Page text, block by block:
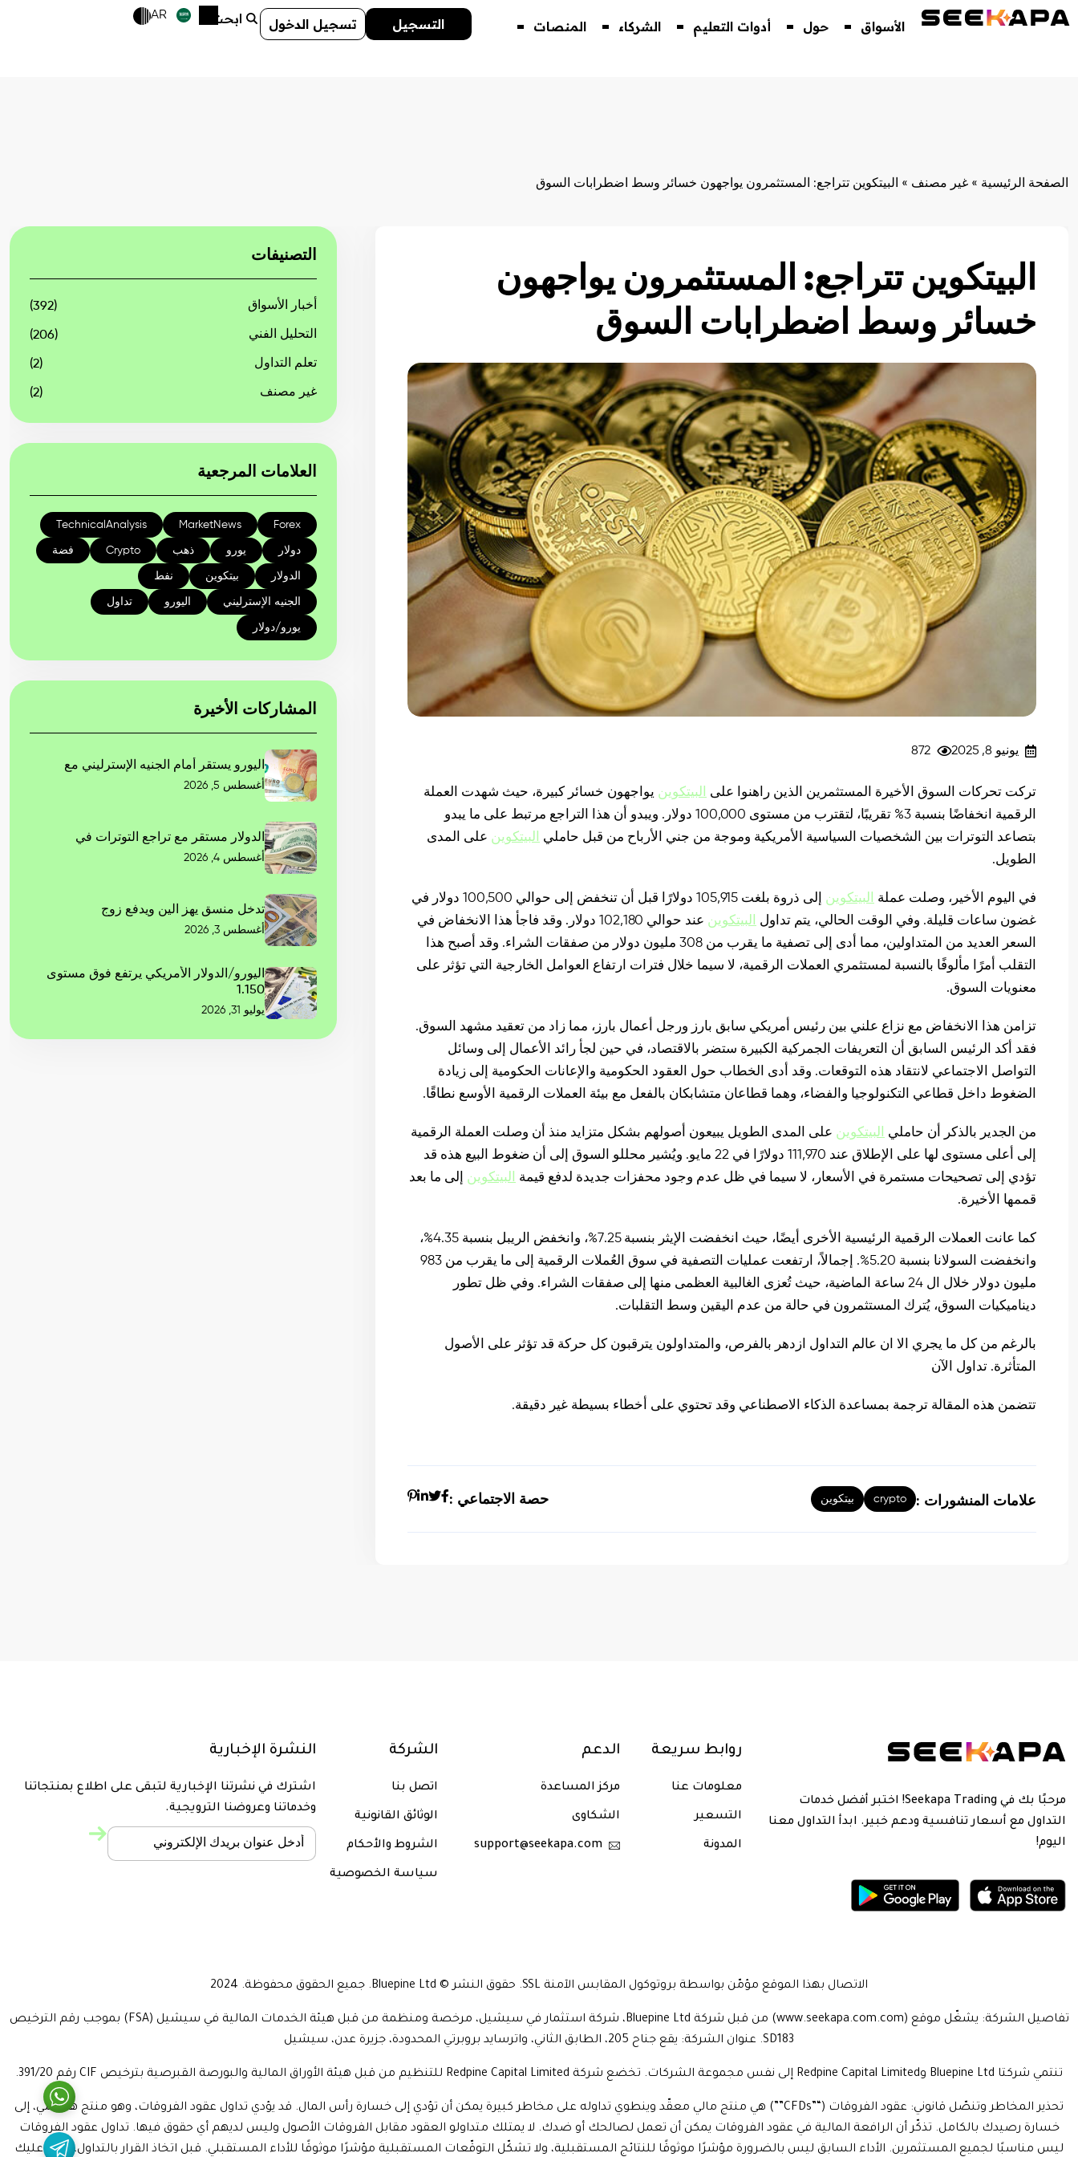
الأسواق حول أدوات التعليم الشركاء المنصات التسجيل تسجيل الدخول ابحث AR
الصفحة الرئيسية » غير مصنف » البيتكوين تتراجع: المستثمرون يواجهون خسائر وسط اضطرابات السوق
البيتكوين تتراجع: المستثمرون يواجهون
خسائر وسط اضطرابات السوق
يونيو 8, 2025 872
تركت تحركات السوق الأخيرة المستثمرين الذين راهنوا على البيتكوين يواجهون خسائر كبيرة، حيث شهدت العملة
الرقمية انخفاضًا بنسبة 3% تقريبًا، لتقترب من مستوى 100,000 دولار. ويبدو أن هذا التراجع مرتبط على ما يبدو
بتصاعد التوترات بين الشخصيات السياسية الأمريكية وموجة من جني الأرباح من قبل حاملي
البيتكوين على المدى
الطويل.
في اليوم الأخير، وصلت عملة البيتكوين
إلى ذروة بلغت 105,915 دولارًا قبل أن تنخفض إلى حوالي 100,500 دولار في
غضون ساعات قليلة. وفي الوقت الحالي، يتم تداول
البيتكوين
عند حوالي 102,180 دولار. وقد فاجأ هذا الانخفاض في
السعر العديد من المتداولين، مما أدى إلى تصفية ما يقرب من 308 مليون دولار من صفقات الشراء. وقد أصبح هذا
التقلب أمرًا مألوفًا بالنسبة لمستثمري العملات الرقمية، لا سيما خلال فترات ارتفاع العوامل الخارجية التي تؤثر على
معنويات السوق.
تزامن هذا الانخفاض مع نزاع علني بين رئيس أمريكي سابق بارز ورجل أعمال بارز، مما زاد من تعقيد مشهد السوق.
فقد أكد الرئيس السابق أن التعريفات الجمركية الكبيرة ستضر بالاقتصاد، في حين لجأ رائد الأعمال إلى وسائل
التواصل الاجتماعي لانتقاد هذه التوقعات. وقد أدى الخطاب حول العقود الحكومية والإعانات الحكومية إلى زيادة
الضغوط داخل قطاعي التكنولوجيا والفضاء، وهما قطاعان متشابكان بالفعل مع بيئة العملات الرقمية الأوسع نطاقًا.
من الجدير بالذكر أن حاملي البيتكوين على المدى الطويل يبيعون أصولهم بشكل متزايد منذ أن وصلت العملة الرقمية
إلى أعلى مستوى لها على الإطلاق عند 111,970 دولارًا في 22 مايو. ويُشير محللو السوق إلى أن ضغوط البيع هذه قد
تؤدي إلى تصحيحات مستمرة في الأسعار، لا سيما في ظل عدم وجود محفزات جديدة لدفع قيمة
البيتكوين
إلى ما بعد
قممها الأخيرة.
كما عانت العملات الرقمية الرئيسية الأخرى أيضًا، حيث انخفضت الإيثر بنسبة 7.25%، وانخفض الريبل بنسبة 4.35%،
وانخفضت السولانا بنسبة 5.20%. إجمالاً، ارتفعت عمليات التصفية في سوق العُملات الرقمية إلى ما يقرب من 983
مليون دولار خلال ال 24 ساعة الماضية، حيث تُعزى الغالبية العظمى منها إلى صفقات الشراء. وفي ظل تطور
ديناميكيات السوق، يُترك المستثمرون في حالة من عدم اليقين وسط التقلبات.
بالرغم من كل ما يجري الا ان عالم التداول ازدهر بالفرص، والمتداولون يترقبون كل حركة قد تؤثر على الأصول
المتأثرة. تداول الآن
تتضمن هذه المقالة ترجمة بمساعدة الذكاء الاصطناعي وقد تحتوي على أخطاء بسيطة غير دقيقة.
علامات المنشورات : crypto بيتكوين حصة الاجتماعي :
التصنيفات
أخبار الأسواق (392)
التحليل الفني (206)
تعلم التداول (2)
غير مصنف (2)
العلامات المرجعية
Forex
MarketNews
TechnicalAnalysis
دولار يورو ذهب Crypto فضة
الدولار بيتكوين نفط
الجنيه الإسترليني اليورو تداول
يورو/دولار
المشاركات الأخيرة
اليورو يستقر أمام الجنيه الإسترليني مع
أغسطس 5, 2026
الدولار مستقر مع تراجع التوترات في
أغسطس 4, 2026
تدخل منسق يهز الين ويدفع زوج
أغسطس 3, 2026
اليورو/الدولار الأمريكي يرتفع فوق مستوى
1.150
يوليو 31, 2026
مرحبًا بك في Seekapa Trading! اختبر أفضل خدمات
التداول مع أسعار تنافسية ودعم خبير. ابدأ التداول معنا
اليوم!
روابط سريعة
معلومات عنا
التسعير
المدونة
الدعم
مركز المساعدة
الشكاوى
support@seekapa.com
الشركة
اتصل بنا
الوثائق القانونية
الشروط والأحكام
سياسة الخصوصية
النشرة الإخبارية
اشترك في نشرتنا الإخبارية لتبقى على اطلاع بمنتجاتنا
وخدماتنا وعروضنا الترويجية.
الاتصال بهذا الموقع مؤمّن بواسطة بروتوكول المقابس الآمنة SSL. حقوق النشر © Bluepine Ltd. جميع الحقوق محفوظة. 2024
تفاصيل الشركة: يشغّل موقع (www.seekapa.com.com) من قبل شركة Bluepine Ltd، شركة استثمار في سيشيل، مرخصة ومنظمة من قبل هيئة الخدمات المالية في سيشيل (FSA) بموجب رقم الترخيص
SD183. عنوان الشركة: يقع جناح 205، الطابق الثاني، واترسايد بروبرتي المحدودة، جزيرة عدن، سيشيل
تنتمي شركتا Bluepine Ltd وRedpine Capital Limited إلى نفس مجموعة الشركات. تخضع شركة Redpine Capital Limited للتنظيم من قبل هيئة الأوراق المالية والبورصة القبرصية بترخيص CIF رقم 391/20.
تحذير المخاطر وتنصّل قانوني: عقود الفروقات (“”CFDs””) هي منتج مالي معقّد وينطوي تداوله على مخاطر كبيرة يمكن أن تؤدي إلى خسارة رأس المال. قد يؤدي تداول عقود الفروقات، وهو منتج هامشي، إلى
خسارة رصيدك بالكامل. تذكّر أن الرافعة المالية في عقود الفروقات يمكن أن تعمل لصالحك أو ضدك. لا يمتلك متداولو العقود مقابل الفروقات الأصول وليس لديهم أي حقوق فيها. تداول عقود الفروقات
ليس مناسبًا لجميع المستثمرين. الأداء السابق ليس بالضرورة مؤشرًا موثوقًا للنتائج المستقبلية، ولا تشكّل التوقّعات المستقبلية مؤشرًا موثوقًا للأداء المستقبلي. قبل اتخاذ القرار بالتداول، يجب عليك